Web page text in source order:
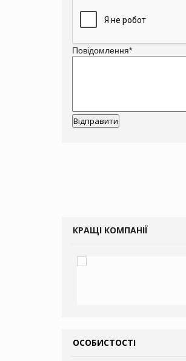
Повідомлення*
КРАЩІ КОМПАНІЇ
ОСОБИСТОСТІ